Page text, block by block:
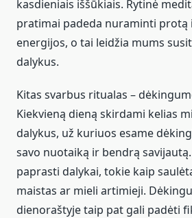
kasdieniais iššūkiais. Rytinė
pratimai padeda nuraminti protą
energijos, o tai leidžia mums
dalykus.
Kitas svarbus ritualas –
Kiekvieną dieną skirdami kelias
dalykus, už kuriuos esame
savo nuotaiką ir bendrą
paprasti dalykai, tokie kaip
maistas ar mieli artimieji.
dienoraštyje taip pat gali padėti